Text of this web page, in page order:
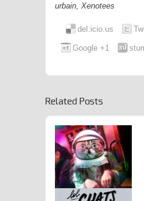
urbain Xenotees
del.icio.us
Google +1
Related Posts
Qui LilBUBise Ton Félin